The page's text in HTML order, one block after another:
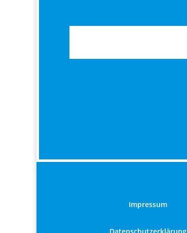
Impressum